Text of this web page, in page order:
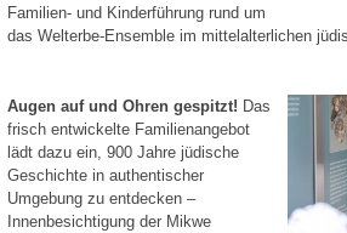
Familien- und Kinderführung rund um
das Welterbe-Ensemble im mittelalterlichen
Augen auf und Ohren gespitzt! Das
frisch entwickelte Familienangebot
lädt dazu ein, 900 Jahre jüdische
Geschichte in authentischer
Umgebung zu entdecken –
Innenbesichtigung der Mikwe